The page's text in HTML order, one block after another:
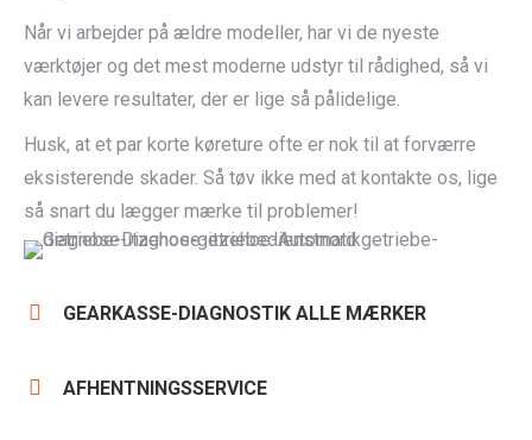
Når vi arbejder på ældre modeller, har vi de nyeste
værktøjer og det mest moderne udstyr til rådighed, så vi
kan levere resultater, der er lige så pålidelige.
Husk, at et par korte køreture ofte er nok til at forværre
eksisterende skader. Så tøv ikke med at kontakte os, lige
så snart du lægger mærke til problemer!
GEARKASSE-DIAGNOSTIK ALLE MÆRKER
AFHENTNINGSSERVICE